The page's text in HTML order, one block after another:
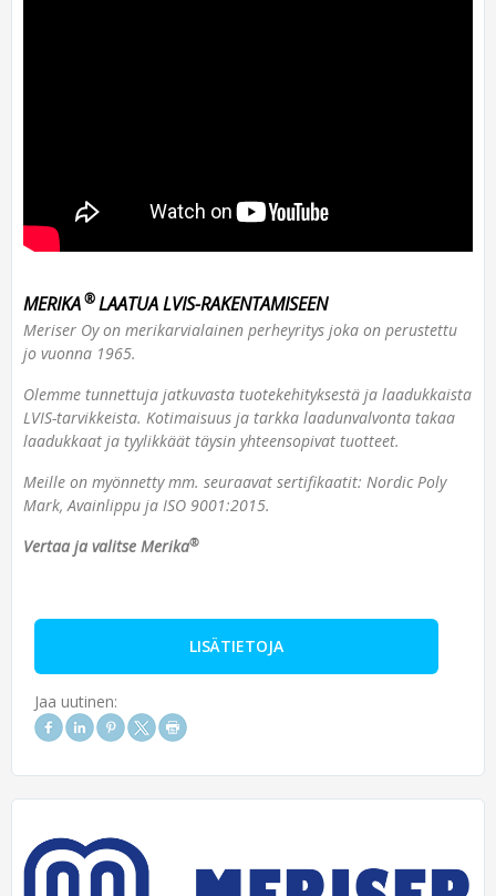
MERIKA®LAATUA LVIS-RAKENTAMISEEN
Meriser Oy on merikarvialainen perheyritys joka on perustettu
jo vuonna 1965.
Olemme tunnettuja jatkuvasta tuotekehityksestä ja laadukkaista
LVIS-tarvikkeista. Kotimaisuus ja tarkka laadunvalvonta takaa
laadukkaat ja tyylikkäät täysin yhteensopivat tuotteet.
Meille on myönnetty mm. seuraavat sertifikaatit: Nordic Poly
Mark, Avainlippu ja ISO 9001:2015.
Vertaa ja valitse Merika®
LISÄTIETOJA
Jaa uutinen: